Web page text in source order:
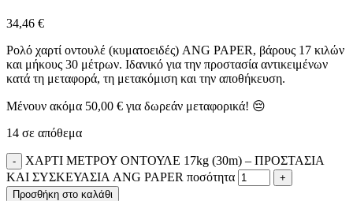
34,46 €
Ρολό χαρτί οντουλέ (κυματοειδές) ANG PAPER, βάρους 17 κιλών
και μήκους 30 μέτρων. Ιδανικό για την προστασία αντικειμένων
κατά τη μεταφορά, τη μετακόμιση και την αποθήκευση.
Μένουν ακόμα 50,00 € για δωρεάν μεταφορικά! 😔
14 σε απόθεμα
ΧΑΡΤΙ ΜΕΤΡΟΥ ΟΝΤΟΥΛΕ 17kg (30m) – ΠΡΟΣΤΑΣΙΑ
ΚΑΙ ΣΥΣΚΕΥΑΣΙΑ ANG PAPER ποσότητα
Προσθήκη στο καλάθι